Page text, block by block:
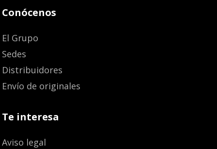
Conócenos
El Grupo
Sedes
Distribuidores
Envío de originales
Te interesa
Aviso legal